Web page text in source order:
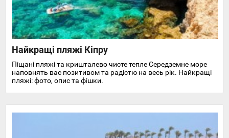
Найкращі пляжі Кіпру
Піщані пляжі та кришталево чисте тепле Середземне море
наповнять вас позитивом та радістю на весь рік. Найкращі
пляжі: фото, опис та фішки.